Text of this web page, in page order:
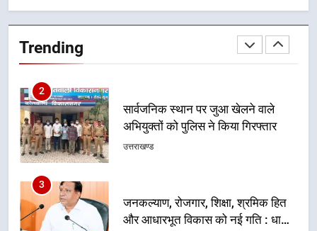
Trending
2
सार्वजनिक स्थान पर जुआ खेलने वाले
अभियुक्तों को पुलिस ने किया गिरफ्तार
3
जनकल्याण, रोजगार, शिक्षा, श्रमिक हित
4
एमडीडीए का अवैध प्लाटिंग और निर्माण पर